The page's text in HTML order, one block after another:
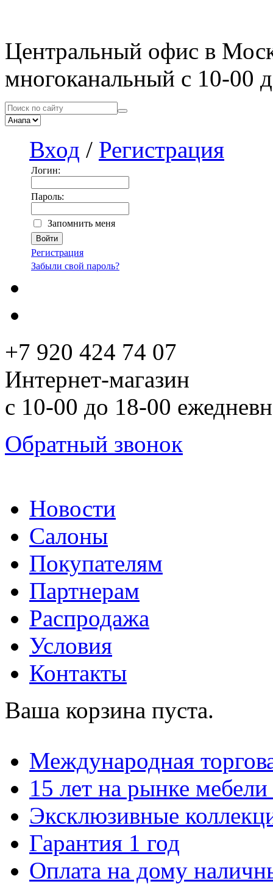
Центральный офис в
многоканальный с 10-00
Вход / Регистрация
Логин:
Пароль:
Запомнить меня
Регистрация
Забыли свой пароль?
+7 920 424 74 07
Интернет-магазин
с 10-00 до 18-00
Обратный звонок
Новости
Салоны
Покупателям
Партнерам
Распродажа
Условия
Контакты
Ваша корзина пуста.
Международная
15 лет на рынке
Эксклюзивные
Гарантия 1 год
Оплата на дому